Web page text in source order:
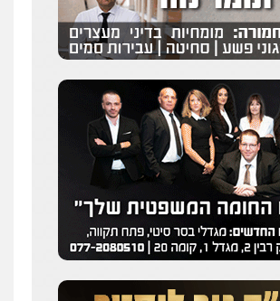
עו"ד רונן בנדל
משפט פלילי פשיעה חמורה פלילי
0524282442
מנשה, אלמוג – עורכי דין
פלילי עבירות תנועה צווארון לבן תעבורה
עורכי דין לענייני אסירים מעצרים וחקירות
0546470989
ויקי שמואל – משרד עו"ד
פלילי משפט פלילי